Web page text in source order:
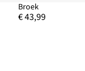
Broek
€ 43,99